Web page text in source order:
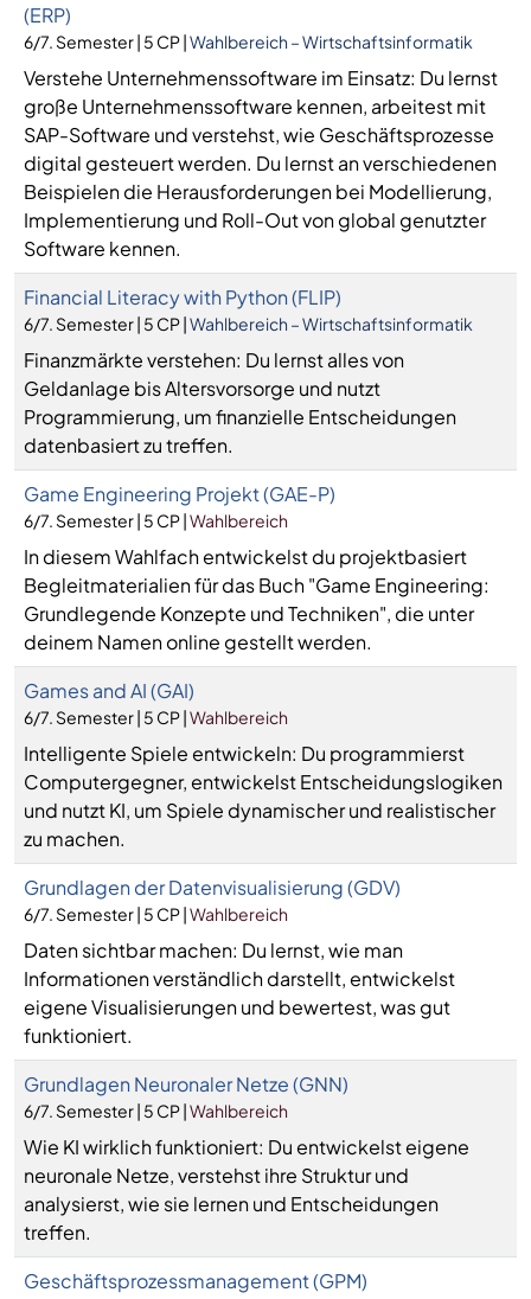
(ERP)
6/7. Semester | 5 CP |Wahlbereich – Wirtschaftsinformatik
Verstehe Unternehmenssoftware im Einsatz: Du lernst
große Unternehmenssoftware kennen, arbeitest mit
SAP-Software und verstehst, wie Geschäftsprozesse
digital gesteuert werden. Du lernst an verschiedenen
Beispielen die Herausforderungen bei Modellierung,
Implementierung und Roll-Out von global genutzter
Software kennen.
Financial Literacy with Python (FLIP)
6/7. Semester | 5 CP |Wahlbereich – Wirtschaftsinformatik
Finanzmärkte verstehen: Du lernst alles von
Geldanlage bis Altersvorsorge und nutzt
Programmierung, um finanzielle Entscheidungen
datenbasiert zu treffen.
Game Engineering Projekt (GAE-P)
6/7. Semester | 5 CP |Wahlbereich
In diesem Wahlfach entwickelst du projektbasiert
Begleitmaterialien für das Buch "Game Engineering:
Grundlegende Konzepte und Techniken", die unter
deinem Namen online gestellt werden.
Games and AI (GAI)
6/7. Semester | 5 CP |Wahlbereich
Intelligente Spiele entwickeln: Du programmierst
Computergegner, entwickelst Entscheidungslogiken
und nutzt KI, um Spiele dynamischer und realistischer
zu machen.
Grundlagen der Datenvisualisierung (GDV)
6/7. Semester | 5 CP |Wahlbereich
Daten sichtbar machen: Du lernst, wie man
Informationen verständlich darstellt, entwickelst
eigene Visualisierungen und bewertest, was gut
funktioniert.
Grundlagen Neuronaler Netze (GNN)
6/7. Semester | 5 CP |Wahlbereich
Wie KI wirklich funktioniert: Du entwickelst eigene
neuronale Netze, verstehst ihre Struktur und
analysierst, wie sie lernen und Entscheidungen
treffen.
Geschäftsprozessmanagement (GPM)